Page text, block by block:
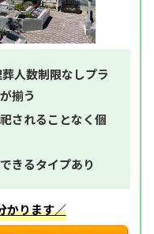
人数制限なしプラ
揃う
されることなく個
きるタイプあり
かります／